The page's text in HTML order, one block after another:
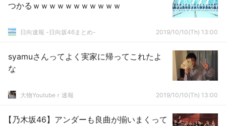
つかるｗｗｗｗｗｗｗｗｗｗｗ
日向速報 -日向坂46まとめ- 2019/10/10(Th) 13:00
syamuさんってよく実家に帰ってこれたよ
な
大物Youtubeｒ速報 2019/10/10(Th) 13:00
【乃木坂46】アンダーも良曲が揃いまくって